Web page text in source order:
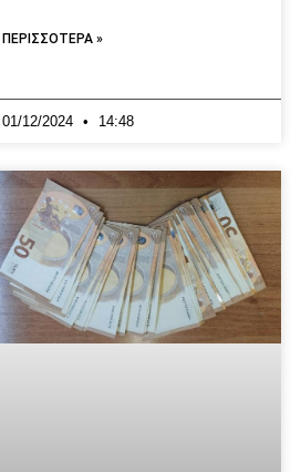
ΠΕΡΙΣΣΟΤΕΡΑ »
01/12/2024 14:48